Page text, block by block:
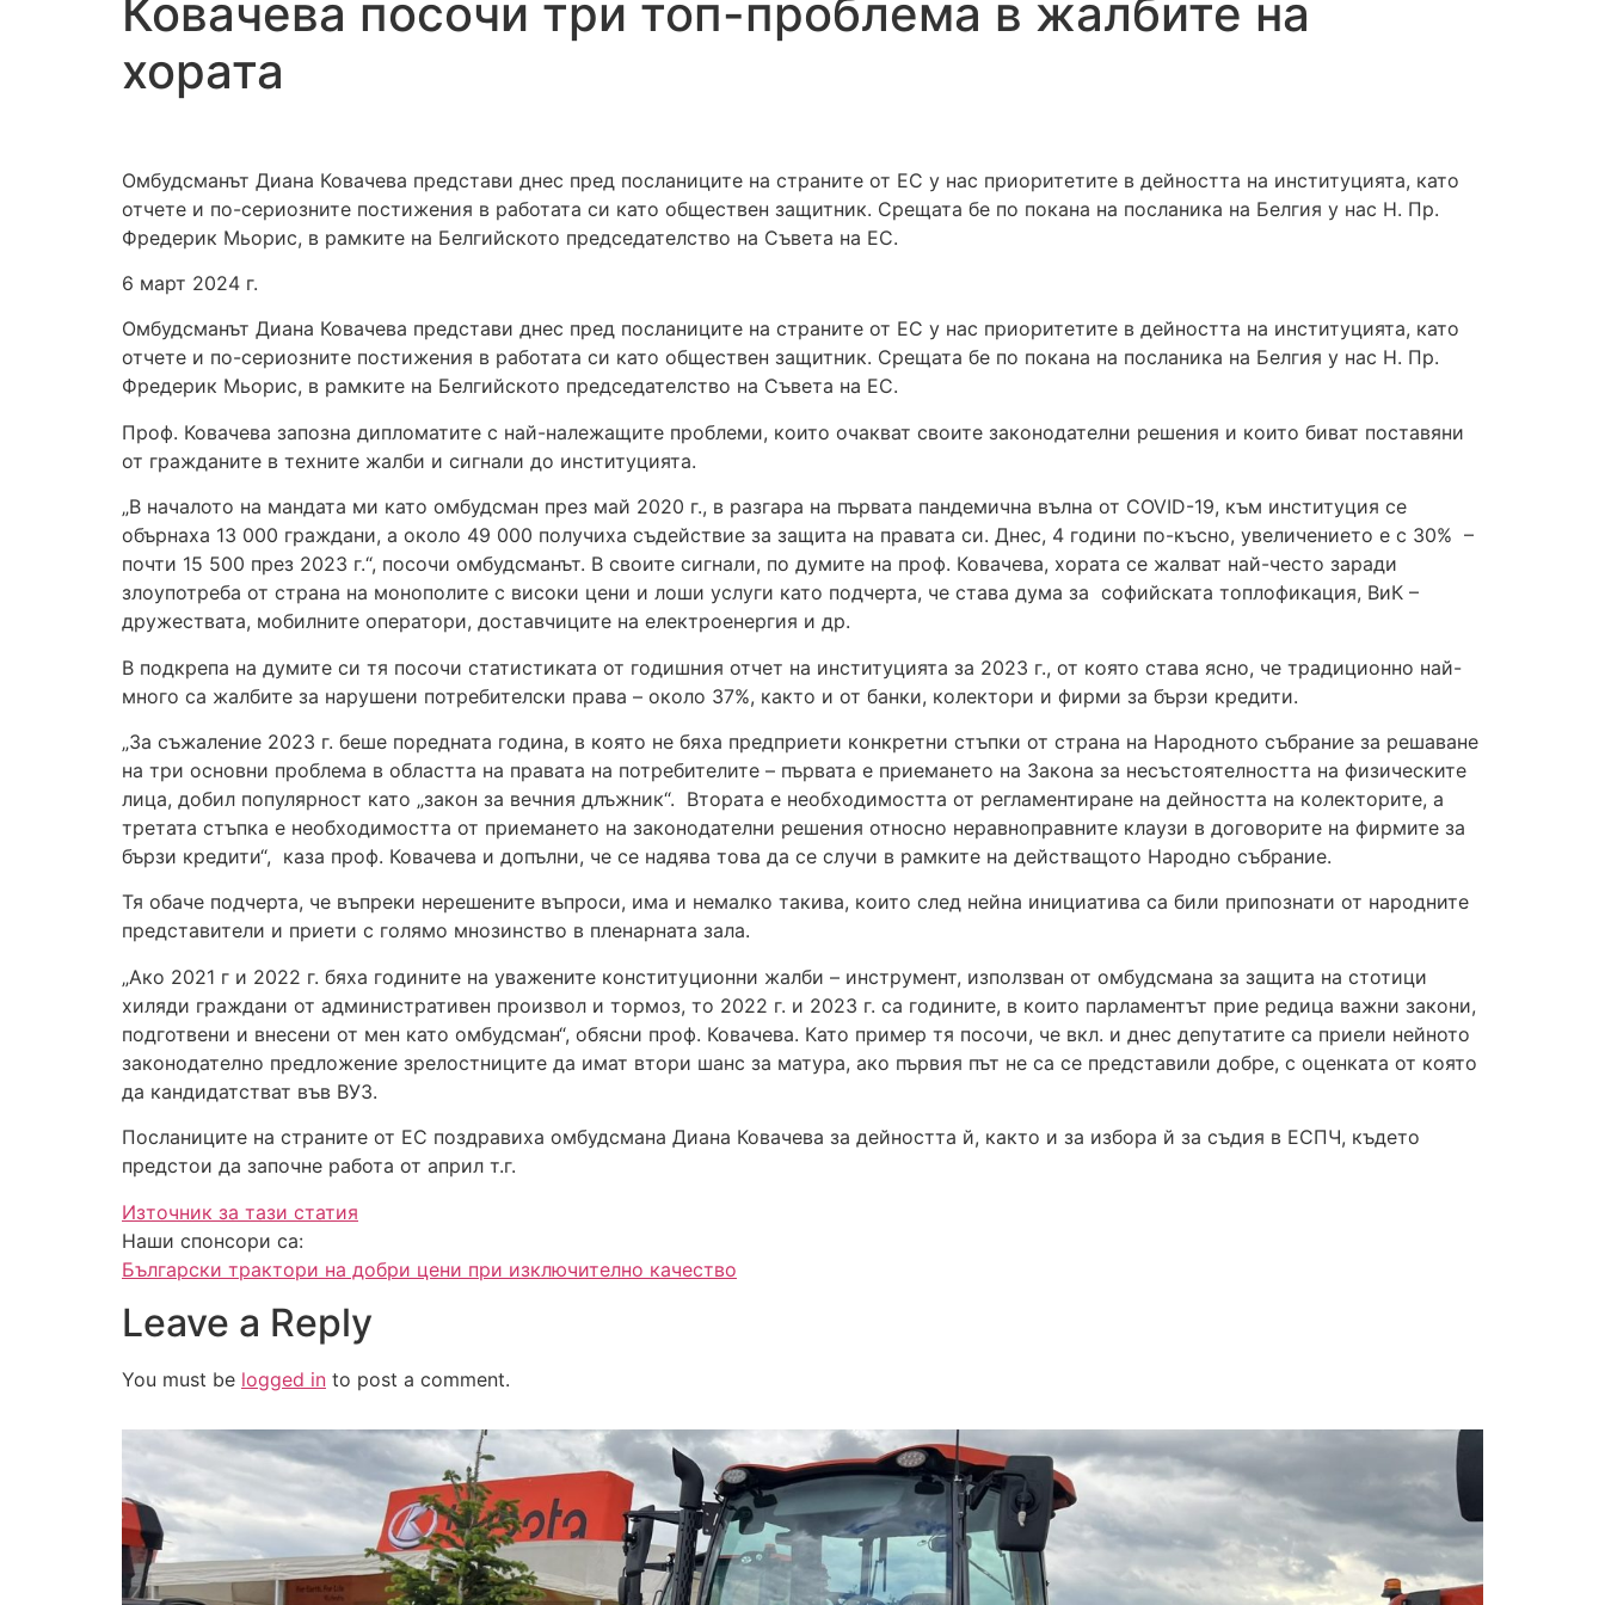
Ковачева посочи три топ-проблема в жалбите на
хората
Омбудсманът Диана Ковачева представи днес пред посланиците на страните от ЕС у нас приоритетите в дейността на институцията, като
отчете и по-сериозните постижения в работата си като обществен защитник. Срещата бе по покана на посланика на Белгия у нас Н. Пр.
Фредерик Мьорис, в рамките на Белгийското председателство на Съвета на ЕС.
6 март 2024 г.
Омбудсманът Диана Ковачева представи днес пред посланиците на страните от ЕС у нас приоритетите в дейността на институцията, като
отчете и по-сериозните постижения в работата си като обществен защитник. Срещата бе по покана на посланика на Белгия у нас Н. Пр.
Фредерик Мьорис, в рамките на Белгийското председателство на Съвета на ЕС.
Проф. Ковачева запозна дипломатите с най-належащите проблеми, които очакват своите законодателни решения и които биват поставяни
от гражданите в техните жалби и сигнали до институцията.
„В началото на мандата ми като омбудсман през май 2020 г., в разгара на първата пандемична вълна от COVID-19, към институция се
обърнаха 13 000 граждани, а около 49 000 получиха съдействие за защита на правата си. Днес, 4 години по-късно, увеличението е с 30% –
почти 15 500 през 2023 г.“, посочи омбудсманът. В своите сигнали, по думите на проф. Ковачева, хората се жалват най-често заради
злоупотреба от страна на монополите с високи цени и лоши услуги като подчерта, че става дума за софийската топлофикация, ВиК –
дружествата, мобилните оператори, доставчиците на електроенергия и др.
В подкрепа на думите си тя посочи статистиката от годишния отчет на институцията за 2023 г., от която става ясно, че традиционно най-
много са жалбите за нарушени потребителски права – около 37%, както и от банки, колектори и фирми за бързи кредити.
„За съжаление 2023 г. беше поредната година, в която не бяха предприети конкретни стъпки от страна на Народното събрание за решаване
на три основни проблема в областта на правата на потребителите – първата е приемането на Закона за несъстоятелността на физическите
лица, добил популярност като „закон за вечния длъжник“. Втората е необходимостта от регламентиране на дейността на колекторите, а
третата стъпка е необходимостта от приемането на законодателни решения относно неравноправните клаузи в договорите на фирмите за
бързи кредити“, каза проф. Ковачева и допълни, че се надява това да се случи в рамките на действащото Народно събрание.
Тя обаче подчерта, че въпреки нерешените въпроси, има и немалко такива, които след нейна инициатива са били припознати от народните
представители и приети с голямо мнозинство в пленарната зала.
„Ако 2021 г и 2022 г. бяха годините на уважените конституционни жалби – инструмент, използван от омбудсмана за защита на стотици
хиляди граждани от административен произвол и тормоз, то 2022 г. и 2023 г. са годините, в които парламентът прие редица важни закони,
подготвени и внесени от мен като омбудсман“, обясни проф. Ковачева. Като пример тя посочи, че вкл. и днес депутатите са приели нейното
законодателно предложение зрелостниците да имат втори шанс за матура, ако първия път не са се представили добре, с оценката от която
да кандидатстват във ВУЗ.
Посланиците на страните от ЕС поздравиха омбудсмана Диана Ковачева за дейността й, както и за избора й за съдия в ЕСПЧ, където
предстои да започне работа от април т.г.
Източник за тази статия
Наши спонсори са:
Български трактори на добри цени при изключително качество
Leave a Reply
You must be logged in to post a comment.